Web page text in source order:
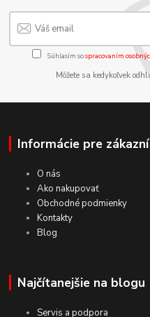
Súhlasím sospracovaním
Môžete sa kedykoľvek
Informácie pre
O nás
Ako nakupovať
Obchodné podmienky
Kontakty
Blog
Najčítanejšie na blogu
Servis a podpora